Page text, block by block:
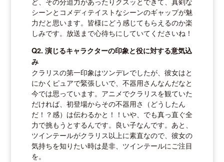
シーンとコメディテイストなシーンのギャップが魅
力だと思います。皆様にどう感じてもらえるのか楽
しみです。放送まで心待ちにしていてくださいね！
Q2. 演じるキャラクターの印象と役に対する意気込
み
クラリスの第一印象はツンデレでしたが、彼女はと
にかくピュアで緊張しいで、不器用さんなんだなと
今では思っています。アニメでクラリスを観ていた
だければ、初登場からその不器用さ（どうしたん
だ！？感）は伝わるかと！！いや、でも真っ直ぐ全
力で挑もうとするんです。良い子なんです。あと、
ツインテールがクラリス以上に素直なので、彼女の
気持ちを知りたい時は是非、ツインテールにご注目
を。